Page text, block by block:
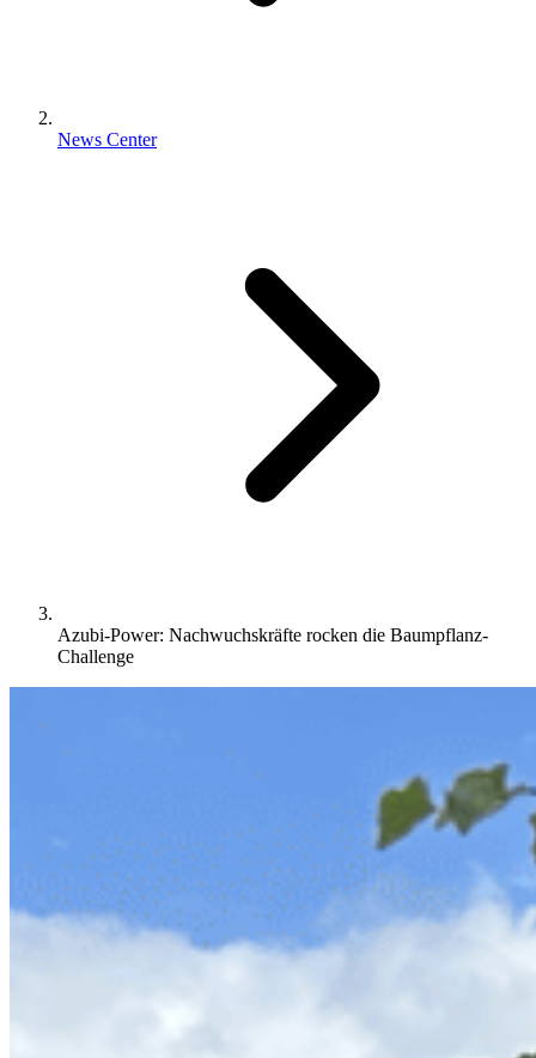
News Center
Azubi-Power: Nachwuchskräfte rocken die Baumpflanz-
Challenge